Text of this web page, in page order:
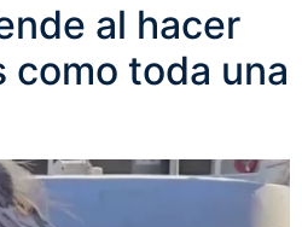
al hacer
como toda una